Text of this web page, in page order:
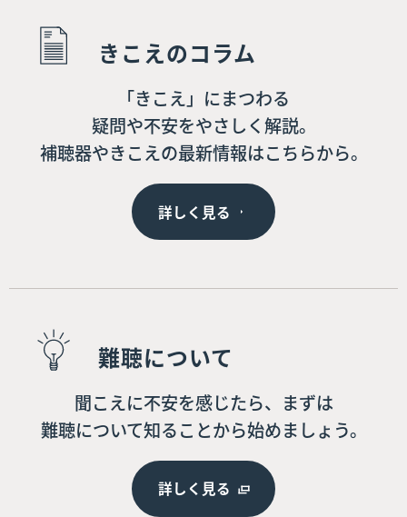
きこえのコラム
「きこえ」にまつわる
疑問や不安をやさしく解説。
補聴器やきこえの最新情報はこちらから。
詳しく見る
難聴について
聞こえに不安を感じたら、まずは
難聴について知ることから始めましょう。
詳しく見る